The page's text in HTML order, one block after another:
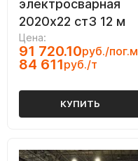
электросварная
2020х22 ст3 12 м
Цена:
91 720.10руб./пог.м
84 611руб./т
КУПИТЬ